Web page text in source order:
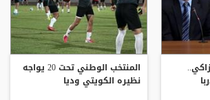
المنتخب الوطني تحت 20 يواجه
نظيره الكويتي وديا